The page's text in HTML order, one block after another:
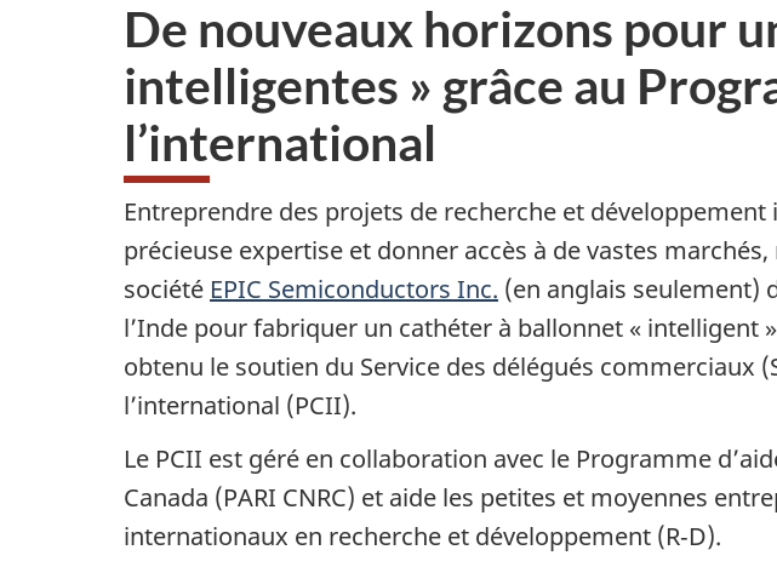
here:
De nouveaux horizons pour
intelligentes » grâce au
l’international
Entreprendre des projets de recherche et
précieuse expertise et donner accès à de vastes
société EPIC Semiconductors Inc. (en anglais seulement)
l’Inde pour fabriquer un cathéter à ballonnet « intelligent
obtenu le soutien du Service des délégués commerciaux
l’international (PCII).
Le PCII est géré en collaboration avec le Programme
Canada (PARI CNRC) et aide les petites et moyennes
internationaux en recherche et développement (R‑D).